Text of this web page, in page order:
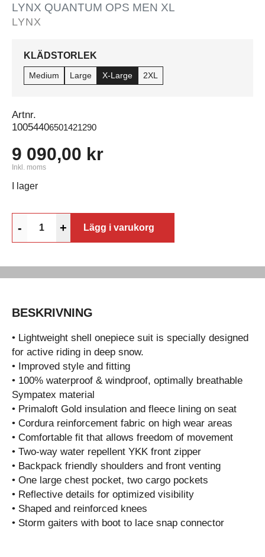
LYNX QUANTUM OPS MEN XL
LYNX
KLÄDSTORLEK
Medium Large X-Large 2XL
Artnr.
10054406501421290
9 090,00 kr
Inkl. moms
I lager
- + Lägg i varukorg
BESKRIVNING
• Lightweight shell onepiece suit is specially designed
for active riding in deep snow.
• Improved style and fitting
• 100% waterproof & windproof, optimally breathable
Sympatex material
• Primaloft Gold insulation and fleece lining on seat
• Cordura reinforcement fabric on high wear areas
• Comfortable fit that allows freedom of movement
• Two-way water repellent YKK front zipper
• Backpack friendly shoulders and front venting
• One large chest pocket, two cargo pockets
• Reflective details for optimized visibility
• Shaped and reinforced knees
• Storm gaiters with boot to lace snap connector